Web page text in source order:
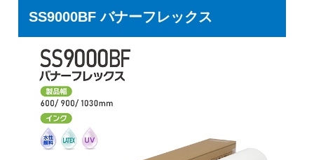
SS9000BF バナーフレックス